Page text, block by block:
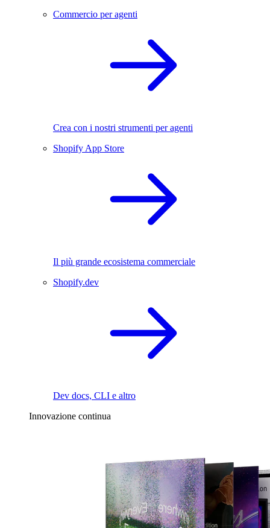
Commercio per agenti
Crea con i nostri strumenti per agenti
Shopify App Store
Il più grande ecosistema commerciale
Shopify.dev
Dev docs, CLI e altro
Innovazione continua